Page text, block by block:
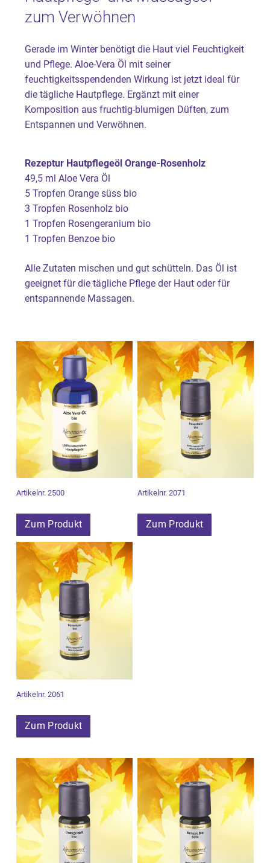
zum Verwöhnen
Gerade im Winter benötigt die Haut viel Feuchtigkeit
und Pflege. Aloe-Vera Öl mit seiner
feuchtigkeitsspendenden Wirkung ist jetzt ideal für
die tägliche Hautpflege. Ergänzt mit einer
Komposition aus fruchtig-blumigen Düften, zum
Entspannen und Verwöhnen.
Rezeptur Hautpflegeöl Orange-Rosenholz
49,5 ml Aloe Vera Öl
5 Tropfen Orange süss bio
3 Tropfen Rosenholz bio
1 Tropfen Rosengeranium bio
1 Tropfen Benzoe bio
Alle Zutaten mischen und gut schütteln. Das Öl ist
geeignet für die tägliche Pflege der Haut oder für
entspannende Massagen.
Artikelnr. 2500
Zum Produkt
Artikelnr. 2071
Zum Produkt
Artikelnr. 2061
Zum Produkt